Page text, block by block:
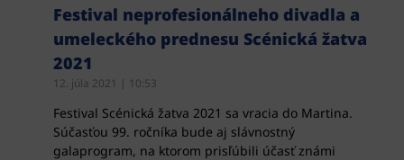
Festival neprofesionálneho divadla a
umeleckého prednesu Scénická žatva
2021
12. júla 2021 10:53
Festival Scénická žatva 2021 sa vracia do Martina.
Súčasťou 99. ročníka bude aj slávnostný
galaprogram, na ktorom prisľúbili účasť známi